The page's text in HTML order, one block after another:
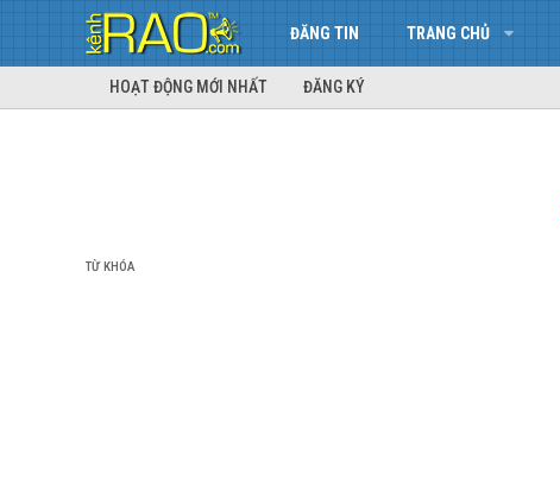
ĐĂNG TIN TRANG CHỦ
HOẠT ĐỘNG MỚI NHẤT ĐĂNG KÝ
TỪ KHÓA